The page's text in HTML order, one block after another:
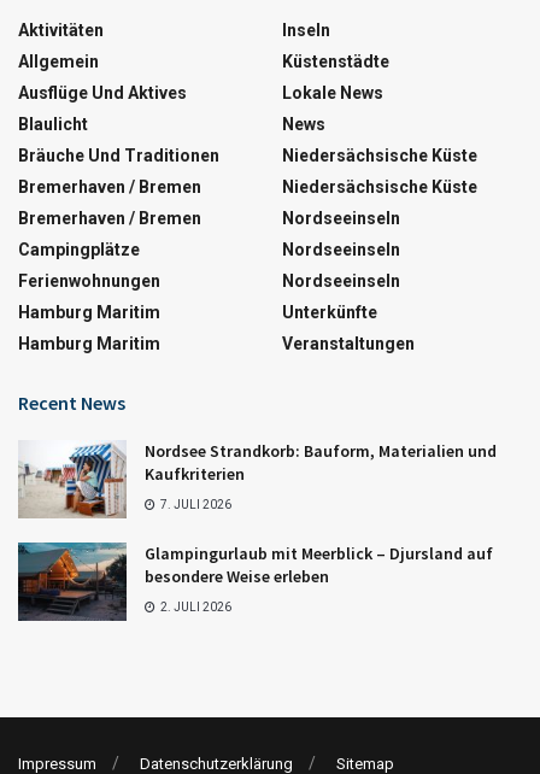
Aktivitäten
Allgemein
Ausflüge Und Aktives
Blaulicht
Bräuche Und Traditionen
Bremerhaven / Bremen
Bremerhaven / Bremen
Campingplätze
Ferienwohnungen
Hamburg Maritim
Hamburg Maritim
Inseln
Küstenstädte
Lokale News
News
Niedersächsische Küste
Niedersächsische Küste
Nordseeinseln
Nordseeinseln
Nordseeinseln
Unterkünfte
Veranstaltungen
Recent News
Nordsee Strandkorb: Bauform, Materialien und
Kaufkriterien
7. JULI 2026
Glampingurlaub mit Meerblick – Djursland auf
besondere Weise erleben
2. JULI 2026
Impressum Datenschutzerklärung Sitemap